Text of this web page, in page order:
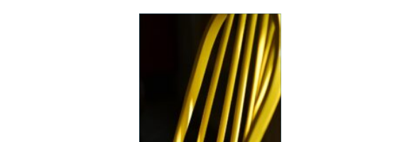
Stockholm syns trenden
tydligt både i hem och
på kontor. Samtidigt har
många kvar en gammal
bild av heltäckningsma...